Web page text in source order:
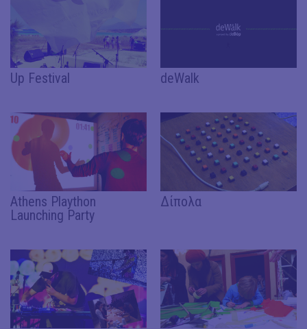
Up Festival deWalk
Athens Plaython
Launching Party
Δίπολα